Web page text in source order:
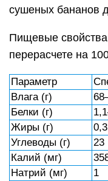
сушеных бананов
Пищевые
перерасчете на
Параметр
Влага (г)
Белки (г)
Жиры (г)
0,3
Углеводы (г)
23
Калий (мг)
Натрий (мг)
1